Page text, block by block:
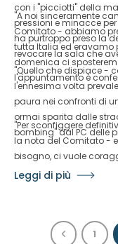
con i "picciotti" della
pressioni e minacce
ha purtroppo preso la
revocare la sala che
"A noi sinceramente
Comitato - abbiamo
tutta Italia ed eravamo
domenica ci
l'appuntamento è
"Quello che dispiace -
l'ennesima volta
paura nei confronti di
ormai sparita dalle
bombing" dal PC delle
"Per sconfiggere
la nota del Comitato -
bisogno, ci vuole
questo invitiamo tutti i
Remigrazione"
Leggi di più
1